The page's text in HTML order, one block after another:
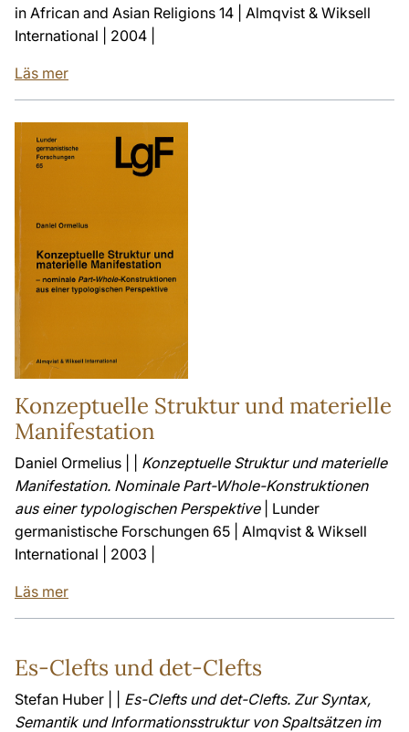
in African and Asian Religions 14 | Almqvist & Wiksell
International | 2004 |
Läs mer
Konzeptuelle Struktur und materielle
Manifestation
Daniel Ormelius | | Konzeptuelle Struktur und materielle
Manifestation. Nominale Part-Whole-Konstruktionen
aus einer typologischen Perspektive| Lunder
germanistische Forschungen 65 | Almqvist & Wiksell
International | 2003 |
Läs mer
Es-Clefts und det-Clefts
Stefan Huber | | Es-Clefts und det-Clefts. Zur Syntax,
Semantik und Informationsstruktur von Spaltsätzen im